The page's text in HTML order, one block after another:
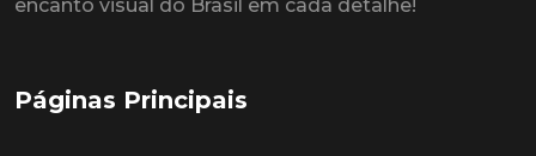
encanto visual do Brasil em cada detalhe!
Páginas Principais